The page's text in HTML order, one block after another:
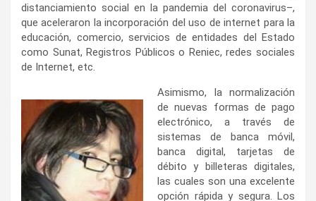
distanciamiento social en la pandemia del coronavirus–,
que aceleraron la incorporación del uso de internet para la
educación, comercio, servicios de entidades del Estado
como Sunat, Registros Públicos o Reniec, redes sociales
de Internet, etc.
Asimismo, la normalización
de nuevas formas de pago
electrónico, a través de
sistemas de banca móvil,
banca digital, tarjetas de
débito y billeteras digitales,
las cuales son una excelente
opción rápida y segura. Los